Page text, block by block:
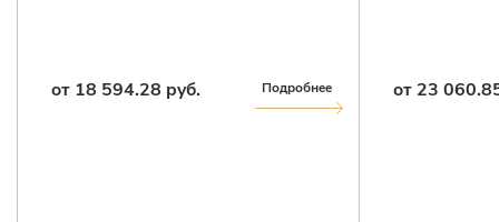
от 18 594.28 руб. Подробнее от 23